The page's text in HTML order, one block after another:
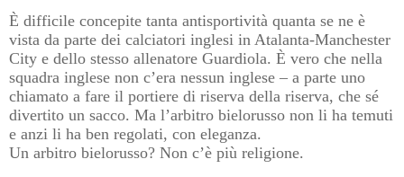
È difficile concepite tanta antisportività quanta se ne è
vista da parte dei calciatori inglesi in Atalanta-Manchester
City e dello stesso allenatore Guardiola. È vero che nella
squadra inglese non c’era nessun inglese – a parte uno
chiamato a fare il portiere di riserva della riserva, che sé
divertito un sacco. Ma l’arbitro bielorusso non li ha temuti
e anzi li ha ben regolati, con eleganza.
Un arbitro bielorusso? Non c’è più religione.